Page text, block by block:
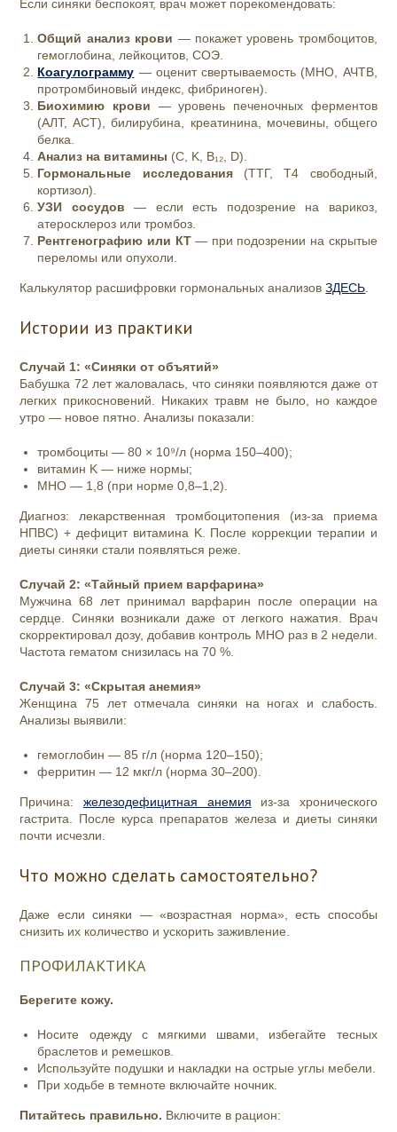
Если синяки беспокоят, врач может порекомендовать:
Общий анализ крови — покажет уровень тромбоцитов,
гемоглобина, лейкоцитов, СОЭ.
Коагулограмму — оценит свертываемость (МНО, АЧТВ,
протромбиновый индекс, фибриноген).
Биохимию крови — уровень печеночных ферментов
(АЛТ, АСТ), билирубина, креатинина, мочевины, общего
белка.
Анализ на витамины (C, K, B₁₂, D).
Гормональные исследования(ТТГ, Т4 свободный,
кортизол).
УЗИ сосудов — если есть подозрение на варикоз,
атеросклероз или тромбоз.
Рентгенографию или КТ— при подозрении на скрытые
переломы или опухоли.
Калькулятор расшифровки гормональных анализовЗДЕСЬ
Истории из практики
Случай 1: «Синяки от объятий»
Бабушка 72 лет жаловалась, что синяки появляются даже от
легких прикосновений. Никаких травм не было, но каждое
утро — новое пятно. Анализы показали:
тромбоциты — 80 × 10⁹/л (норма 150–400);
витамин K — ниже нормы;
МНО — 1,8 (при норме 0,8–1,2).
Диагноз: лекарственная тромбоцитопения (из‑за приема
НПВС) + дефицит витамина K. После коррекции терапии и
диеты синяки стали появляться реже.
Случай 2: «Тайный прием варфарина»
Мужчина 68 лет принимал варфарин после операции на
сердце. Синяки возникали даже от легкого нажатия. Врач
скорректировал дозу, добавив контроль МНО раз в 2 недели.
Частота гематом снизилась на 70 %.
Случай 3: «Скрытая анемия»
Женщина 75 лет отмечала синяки на ногах и слабость.
Анализы выявили:
гемоглобин — 85 г/л (норма 120–150);
ферритин — 12 мкг/л (норма 30–200).
Причина: железодефицитная анемия из‑за хронического
гастрита. После курса препаратов железа и диеты синяки
почти исчезли.
Что можно сделать самостоятельно?
Даже если синяки — «возрастная норма», есть способы
снизить их количество и ускорить заживление.
ПРОФИЛАКТИКА
Берегите кожу.
Носите одежду с мягкими швами, избегайте тесных
браслетов и ремешков.
Используйте подушки и накладки на острые углы мебели.
При ходьбе в темноте включайте ночник.
Питайтесь правильно. Включите в рацион: